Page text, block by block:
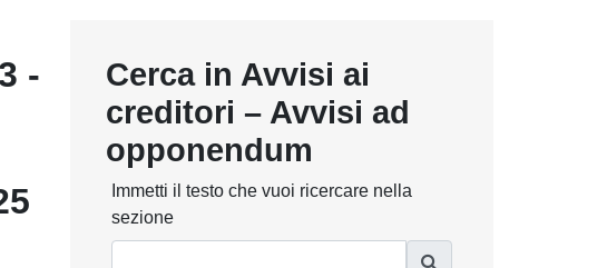
-
Cerca in Avvisi ai
creditori – Avvisi ad
opponendum
Immetti il testo che vuoi ricercare nella
sezione